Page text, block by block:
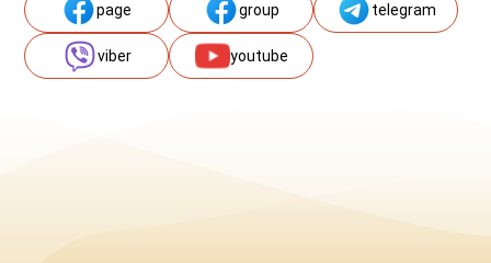
page group telegram
viber youtube